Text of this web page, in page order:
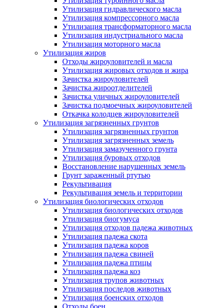
Утилизация гидравлического масла
Утилизация компрессорного масла
Утилизация трансформаторного масла
Утилизация индустриального масла
Утилизация моторного масла
Утилизация жиров
Отходы жироуловителей и масла
Утилизация жировых отходов и жира
Зачистка жироуловителей
Зачистка жироотделителей
Зачистка уличных жироуловителей
Зачистка подмоечных жироуловителей
Откачка колодцев жироуловителей
Утилизация загрязненных грунтов
Утилизация загрязненных грунтов
Утилизация загрязненных земель
Утилизация замазученного грунта
Утилизация буровых отходов
Восстановление нарушенных земель
Грунт зараженный ртутью
Рекультивация
Рекультивация земель и территории
Утилизация биологических отходов
Утилизация биологических отходов
Утилизация биогумуса
Утилизация отходов падежа животных
Утилизация падежа скота
Утилизация падежа коров
Утилизация падежа свиней
Утилизация падежа птицы
Утилизация падежа коз
Утилизация трупов животных
Утилизация последов животных
Утилизация боенских отходов
Отходы боен